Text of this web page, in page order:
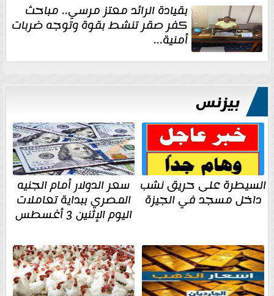
بقيادة الرائد معتز مرسي.. مباحث
كفر صقر تنشط بقوة وتوجه ضربات
أمنية...
بيزنس
السيطرة على حريق نشب
داخل مسجد في الجيزة
سعر الدولار أمام الجنيه
المصري ببداية تعاملات
اليوم الإثنين 3 أغسطس